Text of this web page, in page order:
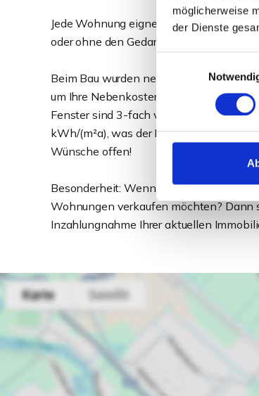
möglicherweise
der Dienste
Jede Wohnung eignet sich
oder ohne den Gedanken einer späteren
Beim Bau wurden neben der
um Ihre Nebenkosten niedrig zu halten.
Fenster sind 3-fach verglast und mit
kWh/(m²a), was der Klasse A+
Wünsche offen!
Besonderheit: Wenn Sie aktuell
Wohnungen verkaufen möchten? Dann
Inzahlungnahme Ihrer aktuellen